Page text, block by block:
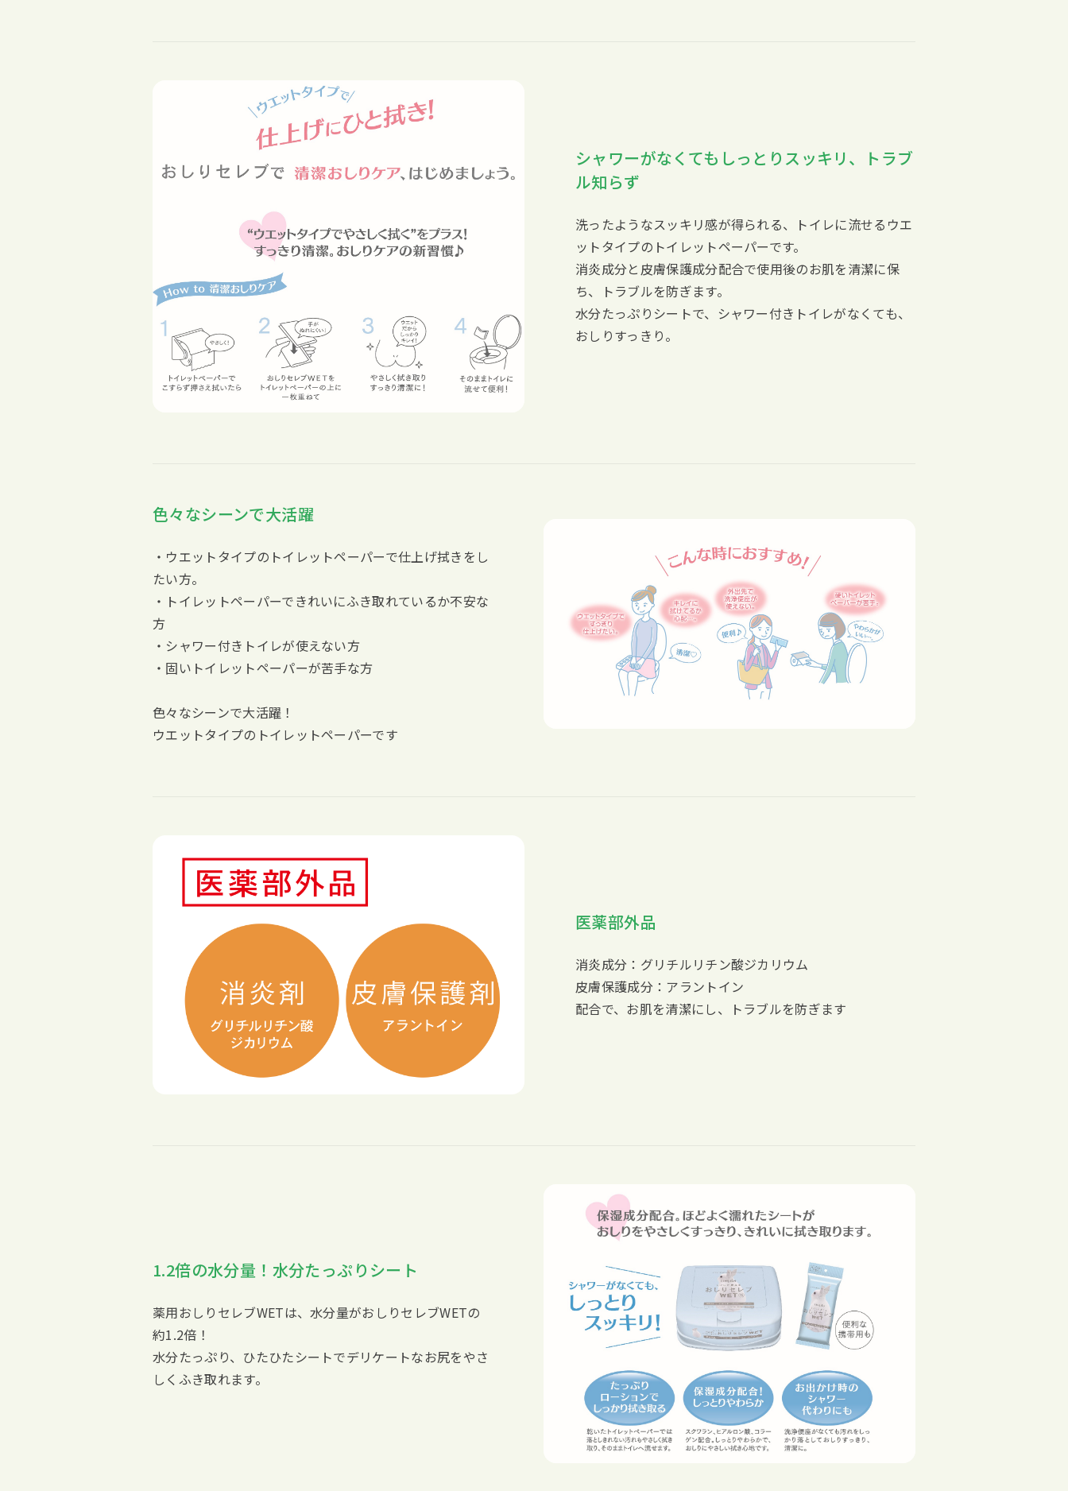
シャワーがなくてもしっとりスッキリ、トラブ
ル知らず
洗ったようなスッキリ感が得られる、トイレに流せるウエ
ットタイプのトイレットペーパーです。
消炎成分と皮膚保護成分配合で使用後のお肌を清潔に保
ち、トラブルを防ぎます。
水分たっぷりシートで、シャワー付きトイレがなくても、
おしりすっきり。
色々なシーンで大活躍
・ウエットタイプのトイレットペーパーで仕上げ拭きをし
たい方。
・トイレットペーパーできれいにふき取れているか不安な
方
・シャワー付きトイレが使えない方
・固いトイレットペーパーが苦手な方
色々なシーンで大活躍！
ウエットタイプのトイレットペーパーです
医薬部外品
消炎成分：グリチルリチン酸ジカリウム
皮膚保護成分：アラントイン
配合で、お肌を清潔にし、トラブルを防ぎます
1.2倍の水分量！水分たっぷりシート
薬用おしりセレブWETは、水分量がおしりセレブWETの
約1.2倍！
水分たっぷり、ひたひたシートでデリケートなお尻をやさ
しくふき取れます。